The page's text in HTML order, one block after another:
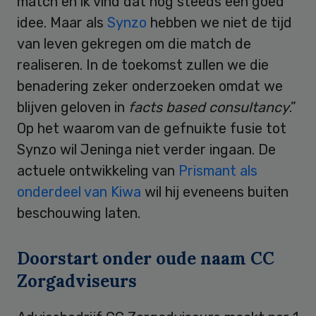
idee. Maar als Synzo hebben we niet de tijd
van leven gekregen om die match de
realiseren. In de toekomst zullen we die
benadering zeker onderzoeken omdat we
blijven geloven in facts based consultancy.”
Op het waarom van de gefnuikte fusie tot
Synzo wil Jeninga niet verder ingaan. De
actuele ontwikkeling van Prismant als
onderdeel van Kiwa wil hij eveneens buiten
beschouwing laten.
Doorstart onder oude naam CC
Zorgadviseurs